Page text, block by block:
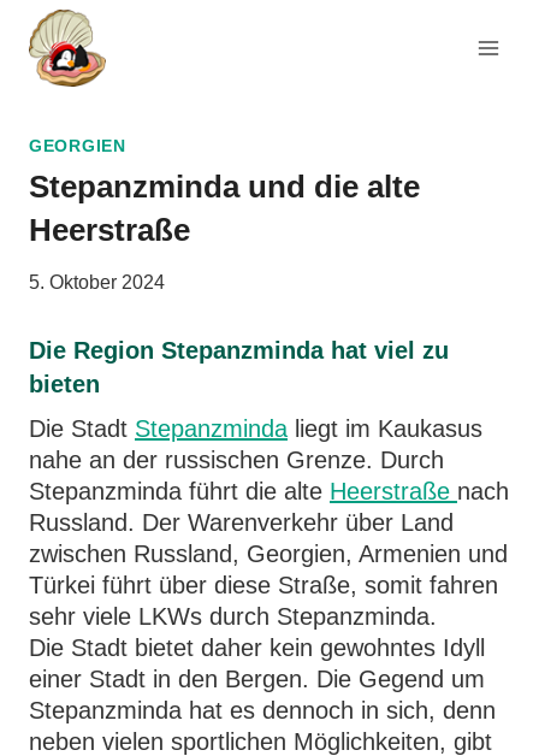
Zum
Inhalt
springen
GEORGIEN
Stepanzminda und die alte
Heerstraße
5. Oktober 2024
Die Region Stepanzminda hat viel zu
bieten
Die Stadt Stepanzminda liegt im Kaukasus
nahe an der russischen Grenze. Durch
Stepanzminda führt die alte Heerstraße nach
Russland. Der Warenverkehr über Land
zwischen Russland, Georgien, Armenien und
Türkei führt über diese Straße, somit fahren
sehr viele LKWs durch Stepanzminda.
Die Stadt bietet daher kein gewohntes Idyll
einer Stadt in den Bergen. Die Gegend um
Stepanzminda hat es dennoch in sich, denn
neben vielen sportlichen Möglichkeiten, gibt